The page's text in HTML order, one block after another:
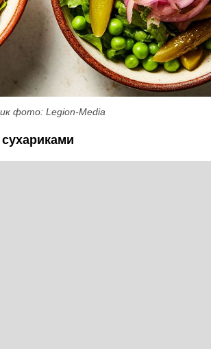
фото: Legion-Media